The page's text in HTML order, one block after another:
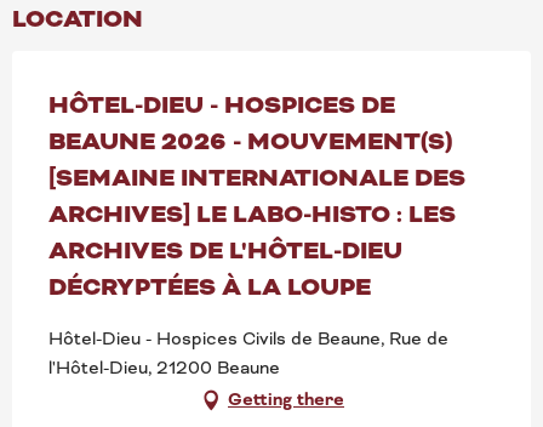
LOCATION
HÔTEL-DIEU - HOSPICES DE
BEAUNE 2026 - MOUVEMENT(S)
[SEMAINE INTERNATIONALE DES
ARCHIVES] LE LABO-HISTO : LES
ARCHIVES DE L'HÔTEL-DIEU
DÉCRYPTÉES À LA LOUPE
Hôtel-Dieu - Hospices Civils de Beaune, Rue de
l'Hôtel-Dieu, 21200 Beaune
Getting there